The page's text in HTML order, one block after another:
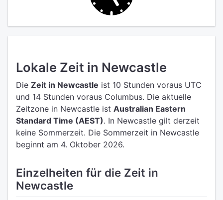
Lokale Zeit in Newcastle
Die Zeit in Newcastle ist 10 Stunden voraus UTC
und 14 Stunden voraus Columbus. Die aktuelle
Zeitzone in Newcastle ist Australian Eastern
Standard Time (AEST). In Newcastle gilt derzeit
keine Sommerzeit. Die Sommerzeit in Newcastle
beginnt am 4. Oktober 2026.
Einzelheiten für die Zeit in
Newcastle